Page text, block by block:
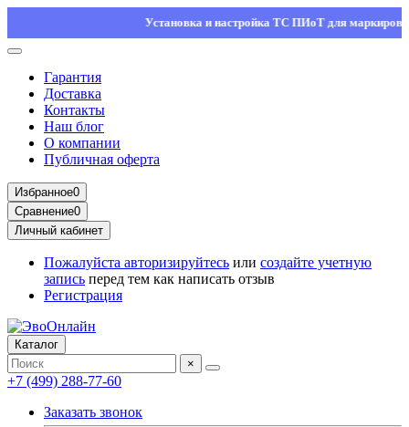
Установка и настройка ТС ПИоТ для маркировки —
Гарантия
Доставка
Контакты
Наш блог
О компании
Публичная оферта
Избранное0
Сравнение0
Личный кабинет
Пожалуйста авторизируйтесь или создайте учетную
запись перед тем как написать отзыв
Регистрация
Каталог
×
+7 (499) 288-77-60
Заказать звонок